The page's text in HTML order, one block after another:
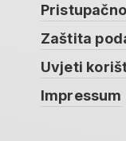
Zaštita
Uvjeti
Impressum